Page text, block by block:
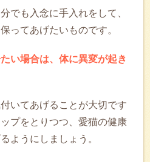
でも入念に手入れをして、
ってあげたいものです。
い場合は、体に異変が起き
いてあげることが大切です
プをとりつつ、愛猫の健康
ようにしましょう。